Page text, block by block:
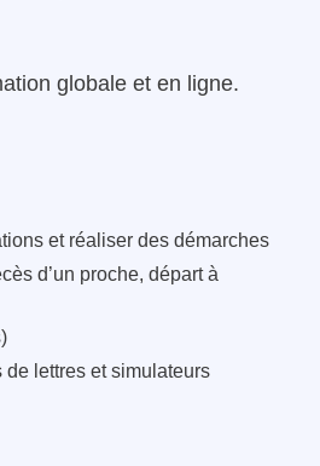
globale et en ligne.
et réaliser des démarches
d’un proche, départ à
lettres et simulateurs